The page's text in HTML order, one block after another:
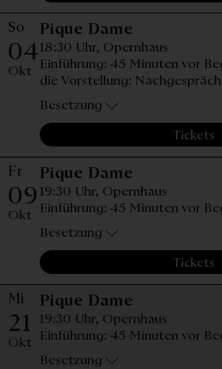
So
04
Okt
Pique Dame
18:30 Uhr, Opernhaus
Einführung: 45 Minuten vor
die Vorstellung: Nachgespräch
Besetzung
Tickets
Fr
09
Okt
Pique Dame
19:30 Uhr, Opernhaus
Einführung: 45 Minuten vor
Besetzung
Tickets
Mi
21
Okt
Pique Dame
19:30 Uhr, Opernhaus
Einführung: 45 Minuten vor
Besetzung